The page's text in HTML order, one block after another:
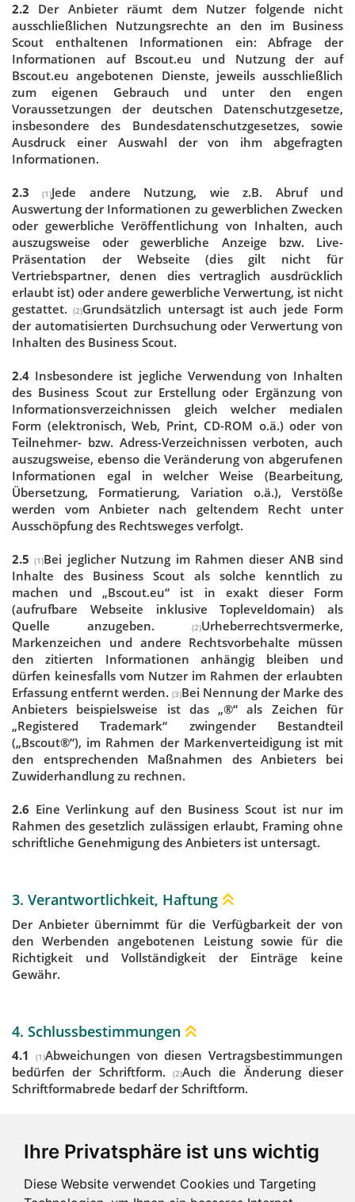
Ihre Privatsphäre ist uns wichtig
Diese Website verwendet Cookies und Targeting
2.2 Der Anbieter räumt dem Nutzer folgende nicht
ausschließlichen Nutzungsrechte an den im Business
Scout enthaltenen Informationen ein: Abfrage der
Informationen auf Bscout.eu und Nutzung der auf
Bscout.eu angebotenen Dienste, jeweils ausschließlich
zum eigenen Gebrauch und unter den engen
Voraussetzungen der deutschen Datenschutzgesetze,
insbesondere des Bundesdatenschutzgesetzes, sowie
Ausdruck einer Auswahl der von ihm abgefragten
Informationen.
2.3 (1)Jede andere Nutzung, wie z.B. Abruf und
Auswertung der Informationen zu gewerblichen Zwecken
oder gewerbliche Veröffentlichung von Inhalten, auch
auszugsweise oder gewerbliche Anzeige bzw. Live-
Präsentation der Webseite (dies gilt nicht für
Vertriebspartner, denen dies vertraglich ausdrücklich
erlaubt ist) oder andere gewerbliche Verwertung, ist nicht
gestattet.(2)Grundsätzlich untersagt ist auch jede Form
der automatisierten Durchsuchung oder Verwertung von
Inhalten des Business Scout.
2.4 Insbesondere ist jegliche Verwendung von Inhalten
des Business Scout zur Erstellung oder Ergänzung von
Informationsverzeichnissen gleich welcher medialen
Form (elektronisch, Web, Print, CD-ROM o.ä.) oder von
Teilnehmer- bzw. Adress-Verzeichnissen verboten, auch
auszugsweise, ebenso die Veränderung von abgerufenen
Informationen egal in welcher Weise (Bearbeitung,
Übersetzung, Formatierung, Variation o.ä.), Verstöße
werden vom Anbieter nach geltendem Recht unter
Ausschöpfung des Rechtsweges verfolgt.
2.5 (1)Bei jeglicher Nutzung im Rahmen dieser ANB sind
Inhalte des Business Scout als solche kenntlich zu
machen und „Bscout.eu“ ist in exakt dieser Form
(aufrufbare Webseite inklusive Topleveldomain) als
Quelle anzugeben.
(2)Urheberrechtsvermerke,
Markenzeichen und andere Rechtsvorbehalte müssen
den zitierten Informationen anhängig bleiben und
dürfen keinesfalls vom Nutzer im Rahmen der erlaubten
Erfassung entfernt werden. (3)Bei Nennung der Marke des
Anbieters beispielsweise ist das „®“ als Zeichen für
„Registered Trademark“ zwingender Bestandteil
(„Bscout®“), im Rahmen der Markenverteidigung ist mit
den entsprechenden Maßnahmen des Anbieters bei
Zuwiderhandlung zu rechnen.
2.6 Eine Verlinkung auf den Business Scout ist nur im
Rahmen des gesetzlich zulässigen erlaubt, Framing ohne
schriftliche Genehmigung des Anbieters ist untersagt.
3. Verantwortlichkeit, Haftung
Der Anbieter übernimmt für die Verfügbarkeit der von
den Werbenden angebotenen Leistung sowie für die
Richtigkeit und Vollständigkeit der Einträge keine
Gewähr.
4. Schlussbestimmungen
4.1 (1)Abweichungen von diesen Vertragsbestimmungen
bedürfen der Schriftform.
(2)Auch die Änderung dieser
Schriftformabrede bedarf der Schriftform.
internationales Recht schreibt zwingend etwas anderes